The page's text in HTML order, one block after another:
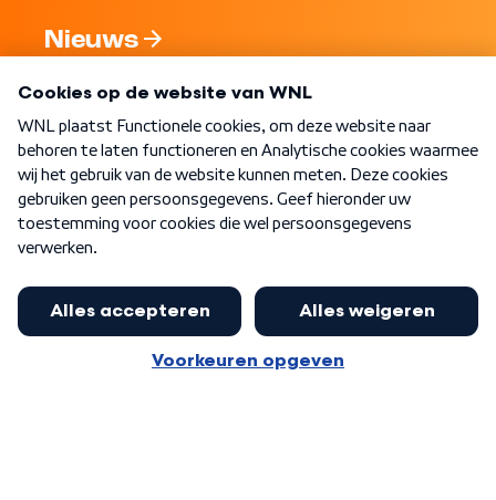
Nieuws
Nieuwsbrief
Word Lid